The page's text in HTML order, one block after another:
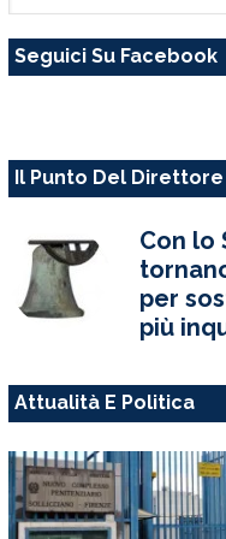
sito
Seguici Su Facebook
Il Punto Del Direttore
Con lo
per
più
Attualità E Politica